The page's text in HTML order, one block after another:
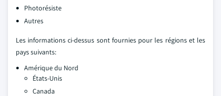
Photorésiste
Autres
Les informations ci-dessus sont fournies pour les régions et les
pays suivants:
Amérique du Nord
États-Unis
Canada